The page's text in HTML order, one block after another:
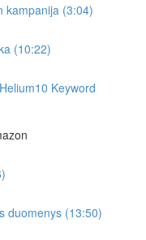
kampanija (3:04)
(10:22)
Keyword
duomenys (13:50)